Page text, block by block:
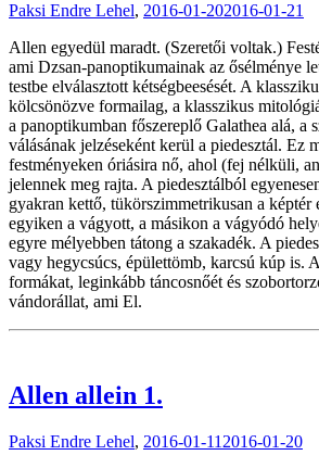
Paksi Endre Lehel, 2016-01-202016-01-21
Allen egyedül maradt. (Szeretői voltak.)
ami Dzsan-panoptikumainak az ősélménye
testbe elválasztott kétségbeesését. A
kölcsönözve formailag, a klasszikus
a panoptikumban főszereplő Galathea alá, a
válásának jelzéseként kerül a piedesztál. Ez
festményeken óriásira nő, ahol (fej nélküli,
jelennek meg rajta. A piedesztálból
gyakran kettő, tükörszimmetrikusan a képtér
egyiken a vágyott, a másikon a vágyódó
egyre mélyebben tátong a szakadék. A
vagy hegycsúcs, épülettömb, karcsú kúp is.
formákat, leginkább táncosnőét és
vándorállat, ami El.
Allen allein 1.
Paksi Endre Lehel, 2016-01-11 2016-01-20